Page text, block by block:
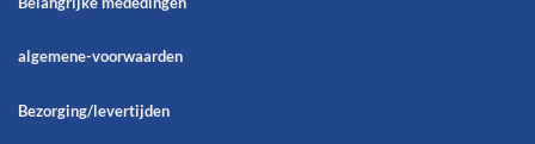
algemene-voorwaarden
Bezorging/levertijden